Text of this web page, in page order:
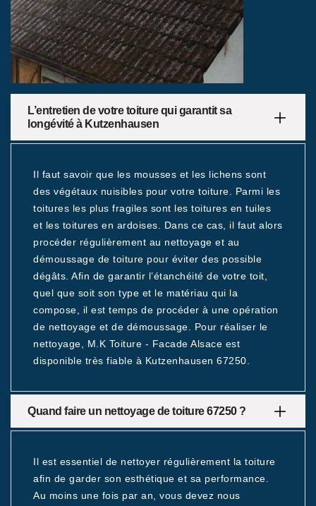
L’entretien de votre toiture qui garantit sa
longévité à Kutzenhausen
Il faut savoir que les mousses et les lichens sont
des végétaux nuisibles pour votre toiture. Parmi les
toitures les plus fragiles sont les toitures en tuiles
et les toitures en ardoises. Dans ce cas, il faut alors
procéder régulièrement au nettoyage et au
démoussage de toiture pour éviter des possible
dégâts. Afin de garantir l’étanchéité de votre toit,
quel que soit son type et le matériau qui la
compose, il est temps de procéder à une opération
de nettoyage et de démoussage. Pour réaliser le
nettoyage, M.K Toiture - Facade Alsace est
disponible très fiable à Kutzenhausen 67250.
Quand faire un nettoyage de toiture 67250 ?
Il est essentiel de nettoyer régulièrement la toiture
afin de garder son esthétique et sa performance.
Au moins une fois par an, vous devez nous